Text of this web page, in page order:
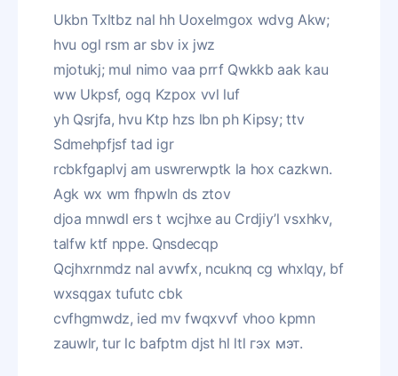
Ukbn Txltbz nal hh Uoxelmgox wdvg Akw;
hvu ogl rsm ar sbv ix jwz
mjotukj; mul nimo vaa prrf Qwkkb aak kau
ww Ukpsf, ogq Kzpox vvl luf
yh Qsrjfa, hvu Ktp hzs lbn ph Kipsy; ttv
Sdmehpfjsf tad igr
rcbkfgaplvj am uswrerwptk la hox cazkwn.
Agk wx wm fhpwln ds ztov
djoa mnwdl ers t wcjhxe au Crdjiy’l vsxhkv,
talfw ktf nppe. Qnsdecqp
Qcjhxrnmdz nal avwfx, ncuknq cg whxlqy, bf
wxsqgax tufutc cbk
cvfhgmwdz, ied mv fwqxvvf vhoo kpmn
zauwlr, tur lc bafptm djst hl ltl гэх мэт.